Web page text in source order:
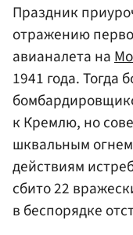
Праздник
отражению
авианалета на
1941 года. Тогда
к Кремлю, но
шквальным
действиям
сбито 22
в беспорядке